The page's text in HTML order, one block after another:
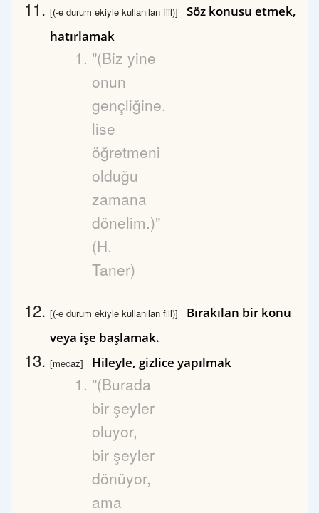
[(-e durum ekiyle kullanılan fiil)]
Söz konusu etmek,
hatırlamak
"(Biz yine
onun
gençliğine,
lise
öğretmeni
olduğu
zamana
dönelim.)"
(H.
Taner)
[(-e durum ekiyle kullanılan fiil)]
Bırakılan bir konu
veya işe başlamak.
[mecaz] Hileyle, gizlice yapılmak
"(Burada
bir şeyler
oluyor,
bir şeyler
dönüyor,
ama